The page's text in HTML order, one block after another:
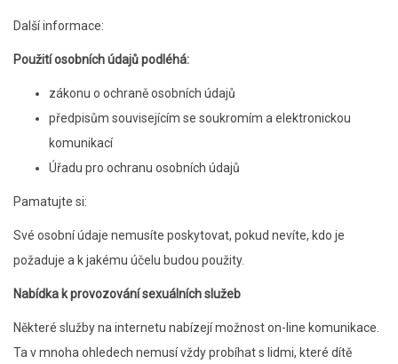
Další informace:
Použití osobních údajů podléhá:
zákonu o ochraně osobních údajů
předpisům souvisejícím se soukromím a elektronickou
komunikací
Úřadu pro ochranu osobních údajů
Pamatujte si:
Své osobní údaje nemusíte poskytovat, pokud nevíte, kdo je
požaduje a k jakému účelu budou použity.
Nabídka k provozování sexuálních služeb
Některé služby na internetu nabízejí možnost on-line komunikace.
Ta v mnoha ohledech nemusí vždy probíhat s lidmi, které dítě